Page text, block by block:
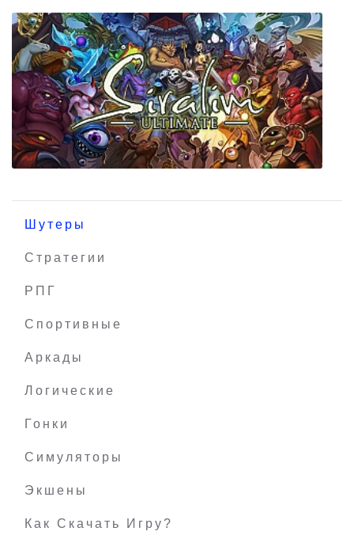
Last Room
Шутеры
Стратегии
РПГ
Спортивные
Аркады
Логические
Гонки
Симуляторы
Экшены
Как Скачать Игру?